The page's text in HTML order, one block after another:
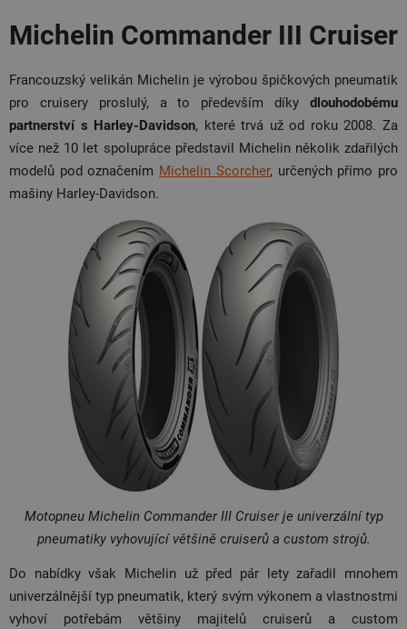
Michelin Commander III Cruiser
Francouzský velikán Michelin je výrobou špičkových pneumatik
pro cruisery proslulý, a to především díky dlouhodobému
partnerství s Harley-Davidson, které trvá už od roku 2008. Za
více než 10 let spolupráce představil Michelin několik zdařilých
modelů pod označením Michelin Scorcher, určených přímo pro
mašiny Harley-Davidson.
Motopneu Michelin Commander III Cruiser je univerzální typ
pneumatiky vyhovující většině cruiserů a custom strojů.
Do nabídky však Michelin už před pár lety zařadil mnohem
univerzálnější typ pneumatik, který svým výkonem a vlastnostmi
vyhoví potřebám většiny majitelů cruiserů a custom